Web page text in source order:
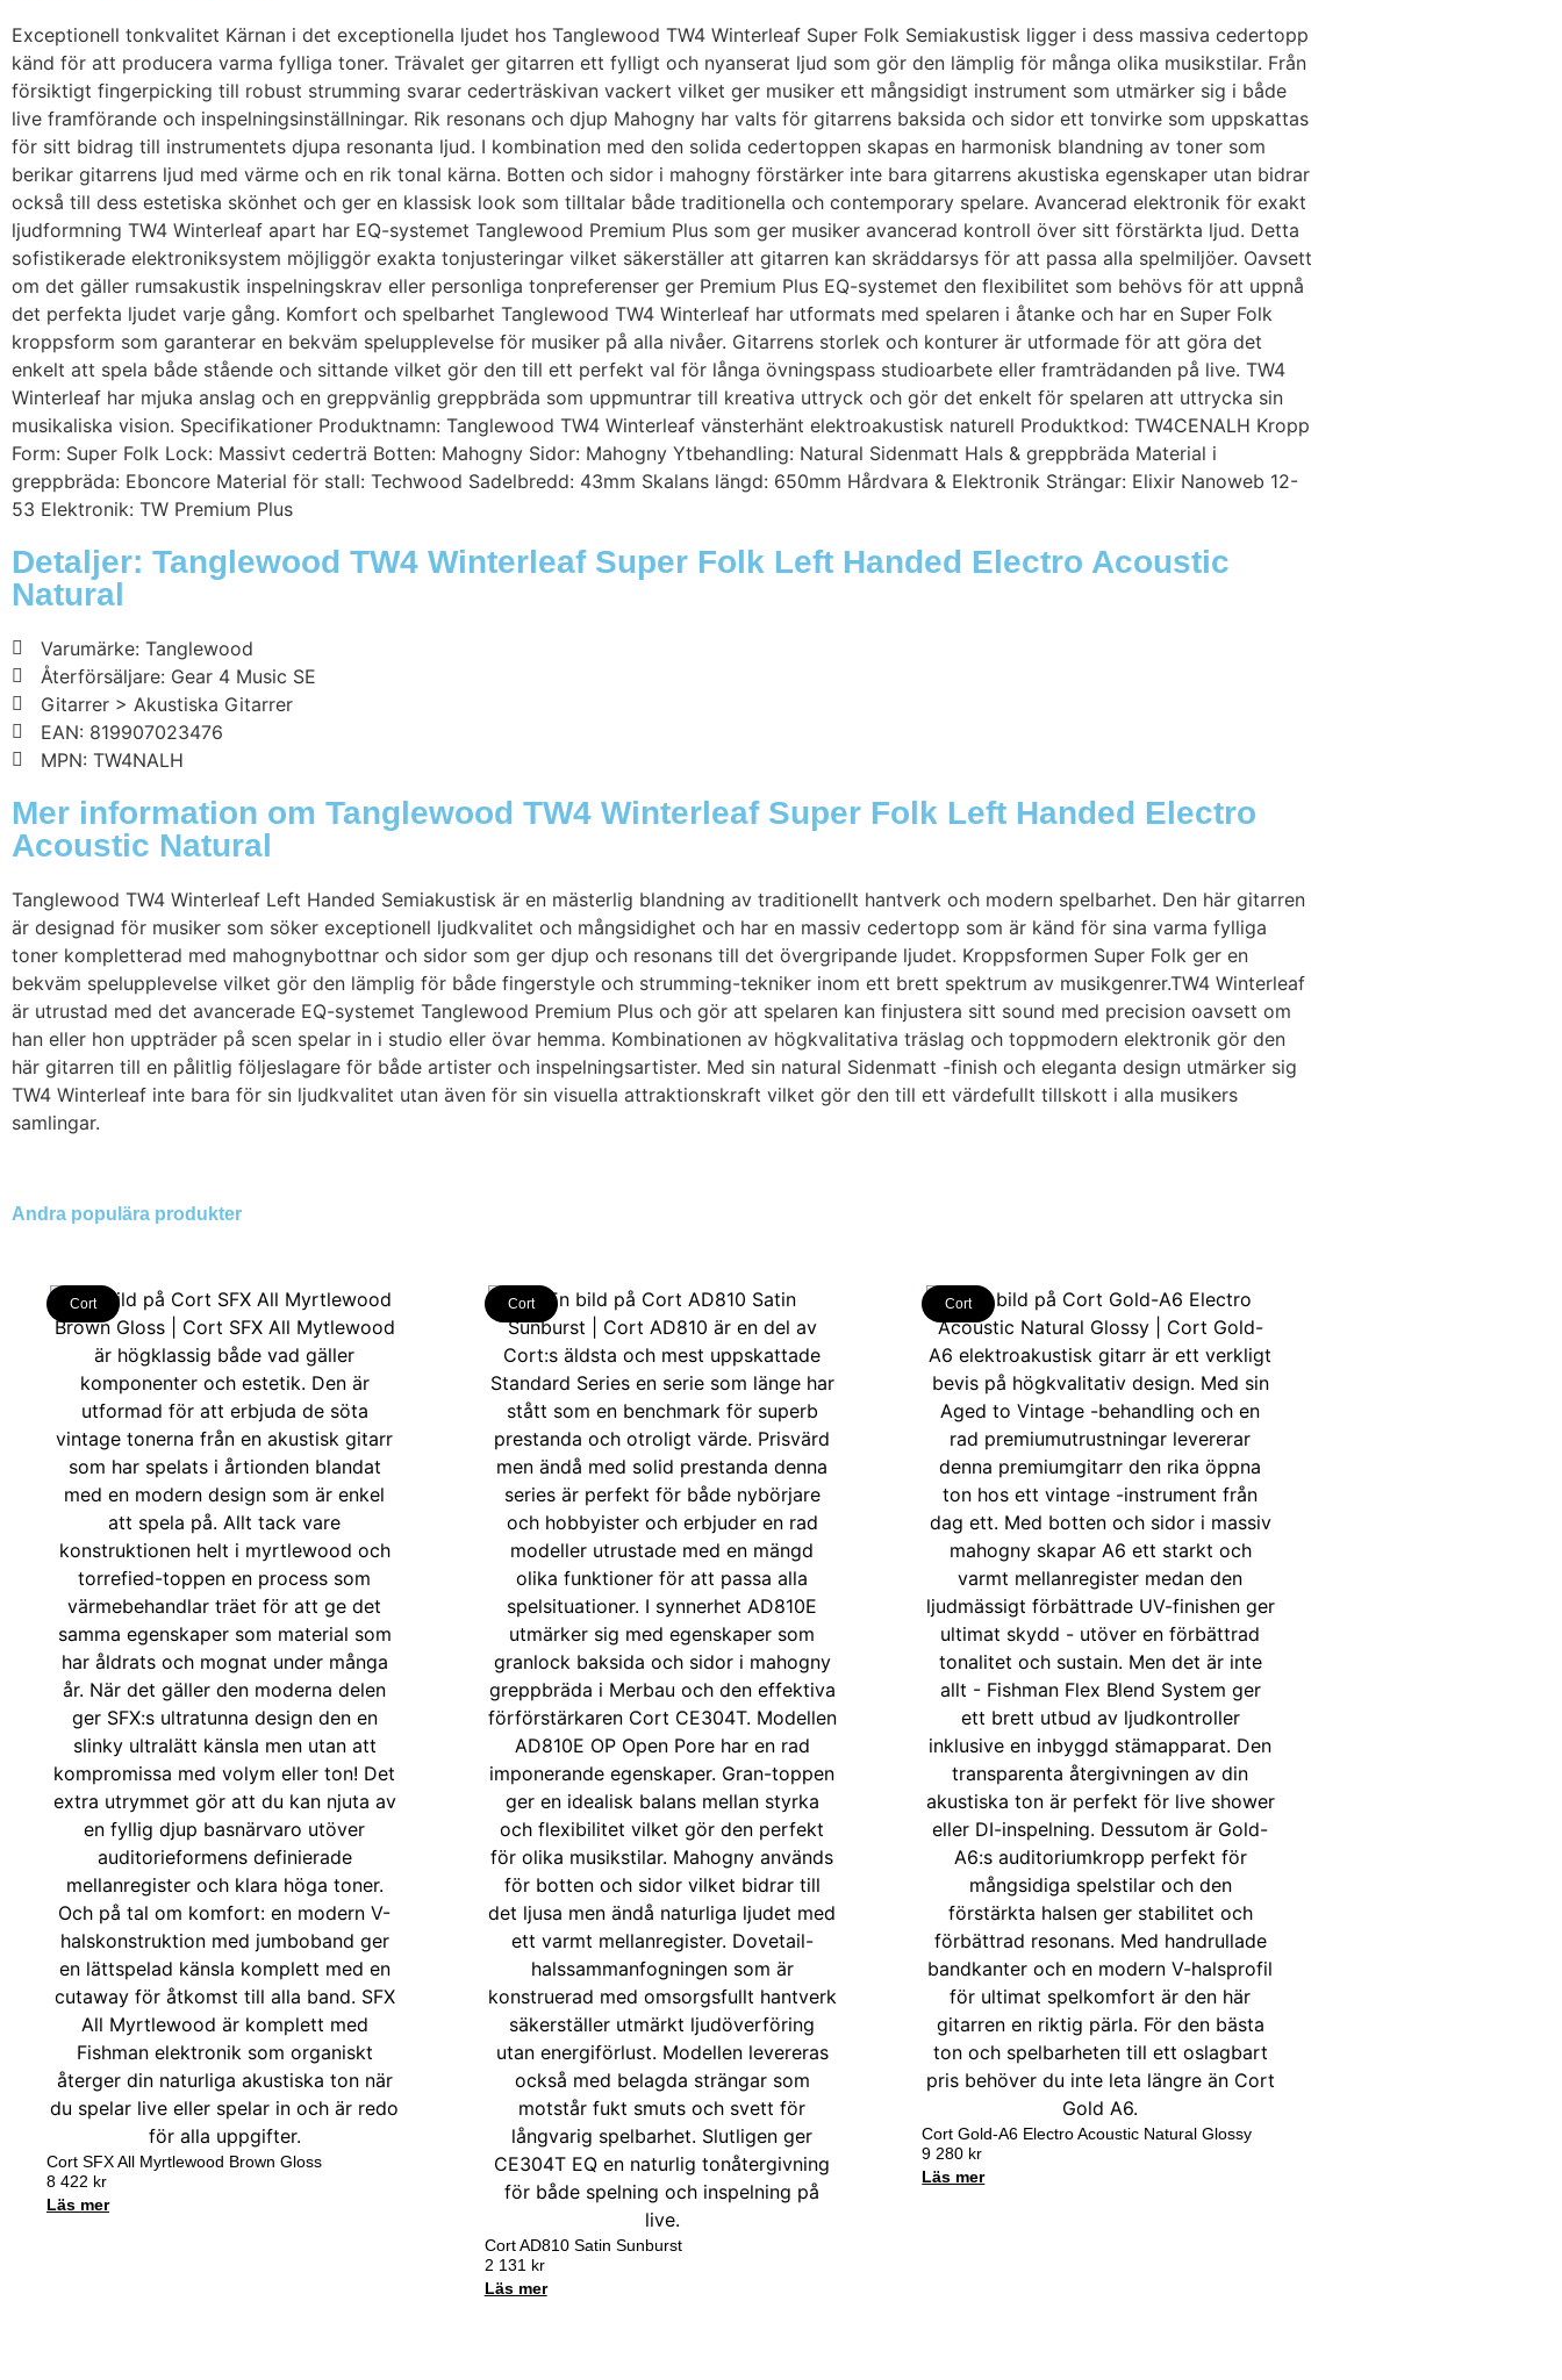
Exceptionell tonkvalitet Kärnan i det exceptionella ljudet hos Tanglewood TW4 Winterleaf Super Folk Semiakustisk ligger i dess massiva cedertopp
känd för att producera varma fylliga toner. Trävalet ger gitarren ett fylligt och nyanserat ljud som gör den lämplig för många olika musikstilar. Från
försiktigt fingerpicking till robust strumming svarar cederträskivan vackert vilket ger musiker ett mångsidigt instrument som utmärker sig i både
live framförande och inspelningsinställningar. Rik resonans och djup Mahogny har valts för gitarrens baksida och sidor ett tonvirke som uppskattas
för sitt bidrag till instrumentets djupa resonanta ljud. I kombination med den solida cedertoppen skapas en harmonisk blandning av toner som
berikar gitarrens ljud med värme och en rik tonal kärna. Botten och sidor i mahogny förstärker inte bara gitarrens akustiska egenskaper utan bidrar
också till dess estetiska skönhet och ger en klassisk look som tilltalar både traditionella och contemporary spelare. Avancerad elektronik för exakt
ljudformning TW4 Winterleaf apart har EQ-systemet Tanglewood Premium Plus som ger musiker avancerad kontroll över sitt förstärkta ljud. Detta
sofistikerade elektroniksystem möjliggör exakta tonjusteringar vilket säkerställer att gitarren kan skräddarsys för att passa alla spelmiljöer. Oavsett
om det gäller rumsakustik inspelningskrav eller personliga tonpreferenser ger Premium Plus EQ-systemet den flexibilitet som behövs för att uppnå
det perfekta ljudet varje gång. Komfort och spelbarhet Tanglewood TW4 Winterleaf har utformats med spelaren i åtanke och har en Super Folk
kroppsform som garanterar en bekväm spelupplevelse för musiker på alla nivåer. Gitarrens storlek och konturer är utformade för att göra det
enkelt att spela både stående och sittande vilket gör den till ett perfekt val för långa övningspass studioarbete eller framträdanden på live. TW4
Winterleaf har mjuka anslag och en greppvänlig greppbräda som uppmuntrar till kreativa uttryck och gör det enkelt för spelaren att uttrycka sin
musikaliska vision. Specifikationer Produktnamn: Tanglewood TW4 Winterleaf vänsterhänt elektroakustisk naturell Produktkod: TW4CENALH Kropp
Form: Super Folk Lock: Massivt cederträ Botten: Mahogny Sidor: Mahogny Ytbehandling: Natural Sidenmatt Hals & greppbräda Material i
greppbräda: Eboncore Material för stall: Techwood Sadelbredd: 43mm Skalans längd: 650mm Hårdvara & Elektronik Strängar: Elixir Nanoweb 12-
53 Elektronik: TW Premium Plus
Detaljer: Tanglewood TW4 Winterleaf Super Folk Left Handed Electro Acoustic
Natural
Varumärke: Tanglewood
Återförsäljare: Gear 4 Music SE
Gitarrer > Akustiska Gitarrer
EAN: 819907023476
MPN: TW4NALH
Mer information om Tanglewood TW4 Winterleaf Super Folk Left Handed Electro
Acoustic Natural
Tanglewood TW4 Winterleaf Left Handed Semiakustisk är en mästerlig blandning av traditionellt hantverk och modern spelbarhet. Den här gitarren
är designad för musiker som söker exceptionell ljudkvalitet och mångsidighet och har en massiv cedertopp som är känd för sina varma fylliga
toner kompletterad med mahognybottnar och sidor som ger djup och resonans till det övergripande ljudet. Kroppsformen Super Folk ger en
bekväm spelupplevelse vilket gör den lämplig för både fingerstyle och strumming-tekniker inom ett brett spektrum av musikgenrer.TW4 Winterleaf
är utrustad med det avancerade EQ-systemet Tanglewood Premium Plus och gör att spelaren kan finjustera sitt sound med precision oavsett om
han eller hon uppträder på scen spelar in i studio eller övar hemma. Kombinationen av högkvalitativa träslag och toppmodern elektronik gör den
här gitarren till en pålitlig följeslagare för både artister och inspelningsartister. Med sin natural Sidenmatt -finish och eleganta design utmärker sig
TW4 Winterleaf inte bara för sin ljudkvalitet utan även för sin visuella attraktionskraft vilket gör den till ett värdefullt tillskott i alla musikers
samlingar.
Andra populära produkter
Cort
Cort SFX All Myrtlewood Brown Gloss
8 422 kr
Läs mer
Cort
Cort AD810 Satin Sunburst
2 131 kr
Läs mer
Cort
Cort Gold-A6 Electro Acoustic Natural Glossy
9 280 kr
Läs mer